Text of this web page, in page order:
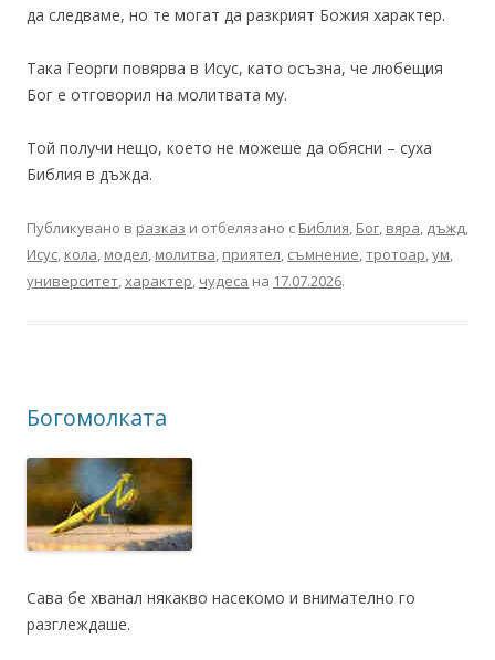
да следваме, но те могат да разкрият Божия характер.
Така Георги повярва в Исус, като осъзна, че любещия
Бог е отговорил на молитвата му.
Той получи нещо, което не можеше да обясни – суха
Библия в дъжда.
Публикувано в разказ и отбелязано с Библия, Бог, вяра, дъжд,
Исус, кола, модел, молитва, приятел, съмнение,тротоар,ум,
университет,характер, чудеса на 17.07.2026.
Богомолката
Сава бе хванал някакво насекомо и внимателно го
разглеждаше.